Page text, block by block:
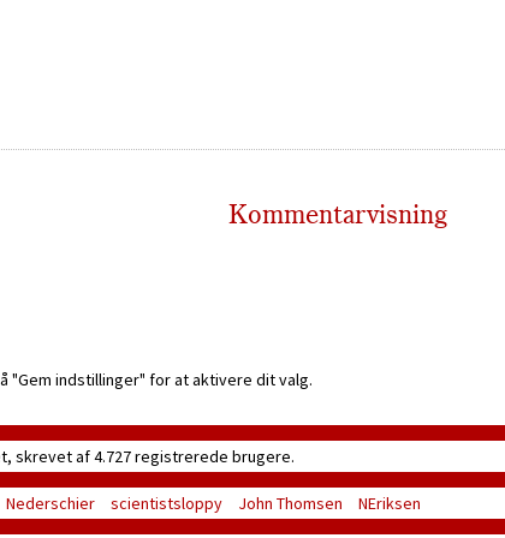
Kommentarvisning
"Gem indstillinger" for at aktivere dit valg.
skrevet af 4.727 registrerede brugere.
Nederschier scientistsloppy John Thomsen NEriksen